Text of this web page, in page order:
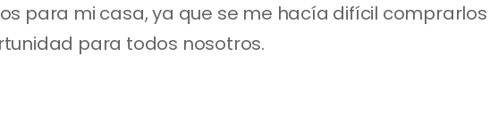
para mi casa, ya que se me hacía difícil
para todos nosotros.